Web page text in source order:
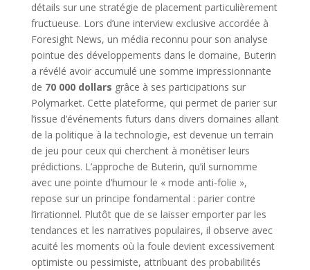
détails sur une stratégie de placement particulièrement
fructueuse. Lors d’une interview exclusive accordée à
Foresight News, un média reconnu pour son analyse
pointue des développements dans le domaine, Buterin
a révélé avoir accumulé une somme impressionnante
de 70 000 dollars grâce à ses participations sur
Polymarket. Cette plateforme, qui permet de parier sur
l’issue d’événements futurs dans divers domaines allant
de la politique à la technologie, est devenue un terrain
de jeu pour ceux qui cherchent à monétiser leurs
prédictions. L’approche de Buterin, qu’il surnomme
avec une pointe d’humour le « mode anti-folie »,
repose sur un principe fondamental : parier contre
l’irrationnel. Plutôt que de se laisser emporter par les
tendances et les narratives populaires, il observe avec
acuité les moments où la foule devient excessivement
optimiste ou pessimiste, attribuant des probabilités